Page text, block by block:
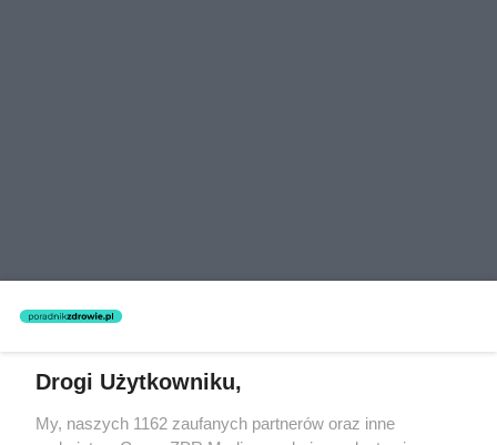
Drogi Użytkowniku,
My, naszych 1162 zaufanych partnerów oraz inne